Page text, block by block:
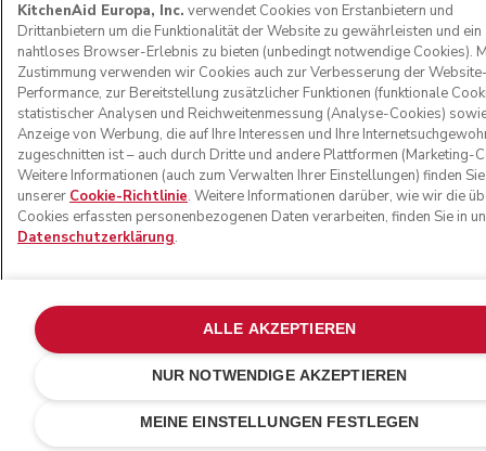
KitchenAid Europa, Inc. verwendet Cookies von Erstanbietern und
Drittanbietern um die Funktionalität der Website zu gewährleisten und ein
nahtloses Browser-Erlebnis zu bieten (unbedingt notwendige Cookies).
Zustimmung verwenden wir Cookies auch zur Verbesserung der
Performance, zur Bereitstellung zusätzlicher Funktionen (funktionale
statistischer Analysen und Reichweitenmessung (Analyse-Cookies)
Anzeige von Werbung, die auf Ihre Interessen und Ihre
zugeschnitten ist – auch durch Dritte und andere Plattformen (Marketing-
Weitere Informationen (auch zum Verwalten Ihrer Einstellungen) finden
unserer Cookie-Richtlinie. Weitere Informationen darüber, wie wir die
Cookies erfassten personenbezogenen Daten verarbeiten, finden Sie in
Datenschutzerklärung.
MEINE EINSTELLUNGEN FESTLEGEN
NUR NOTWENDIGE AKZEPTIEREN
ALLE AKZEPTIEREN